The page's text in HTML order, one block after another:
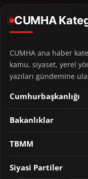
CUMHA
CUMHA ana haber
kamu, siyaset, yerel
yazıları gündemine
Cumhurbaşkanlığı
Bakanlıklar
TBMM
Siyasi Partiler